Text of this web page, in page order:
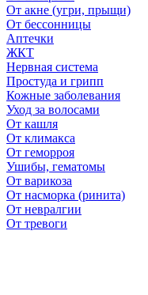
От акне (угри, прыщи)
От бессонницы
Аптечки
ЖКТ
Нервная система
Простуда и грипп
Кожные заболевания
Уход за волосами
От кашля
От климакса
От геморроя
Ушибы, гематомы
От варикоза
От насморка (ринита)
От невралгии
От тревоги